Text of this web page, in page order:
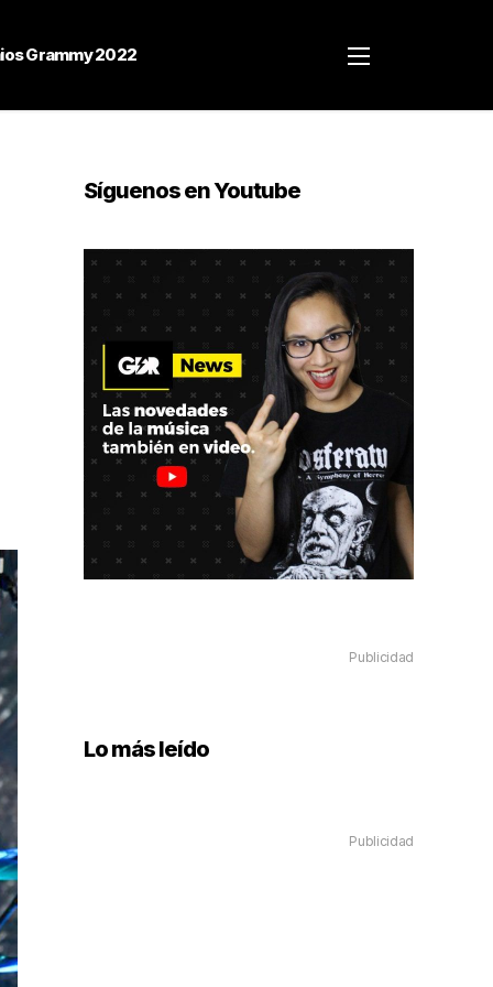
Grammy 2022
Síguenos en Youtube
Publicidad
Lo más leído
Publicidad